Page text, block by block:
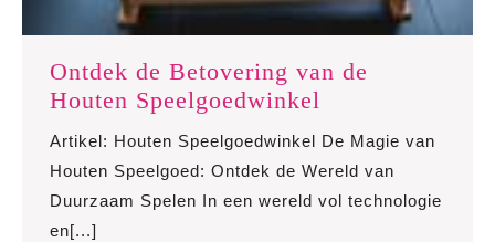
Ontdek de Betovering van de
Houten Speelgoedwinkel
de
Betovering
van
de
Artikel: Houten Speelgoedwinkel De Magie van
Houten Speelgoed: Ontdek de Wereld van
Duurzaam Spelen In een wereld vol technologie
en[...]